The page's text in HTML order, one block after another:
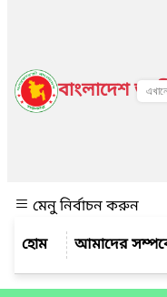
বাংলাদেশ
মেনু নির্বাচন করুন
আমাদের